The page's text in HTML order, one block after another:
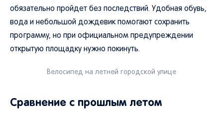
обязательно пройдет без последствий. Удобная обувь,
вода и небольшой дождевик помогают сохранить
программу, но при официальном предупреждении
открытую площадку нужно покинуть.
Велосипед на летней городской улице
Сравнение с прошлым летом